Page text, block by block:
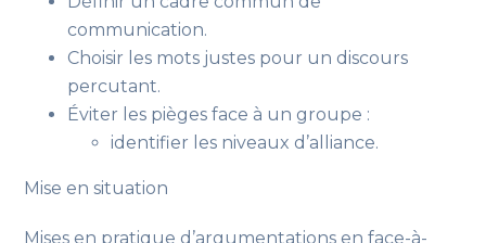
communication.
Choisir les mots justes pour un discours
percutant.
Éviter les pièges face à un groupe :
identifier les niveaux d’alliance.
Mise en situation
Mises en pratique d’argumentations en face-à-